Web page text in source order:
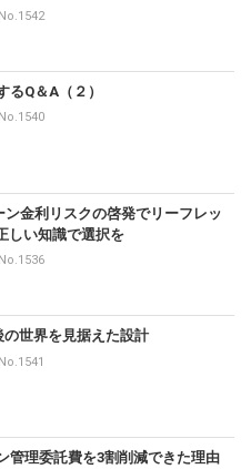
No.1542
るQ＆A（２）
No.1540
ン金利リスクの啓発でリーフレッ
しい知識で選択を
No.1536
の世界を見据えた設計
No.1541
管理委託費を3割削減できた理由